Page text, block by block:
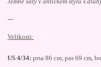
Jemné šaty v antickém stylu s
---
Velikosti:
US 4/34: prsa 86 cm, pas 69 cm,